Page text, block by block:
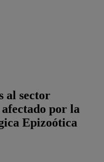
al sector
por la
Epizoótica